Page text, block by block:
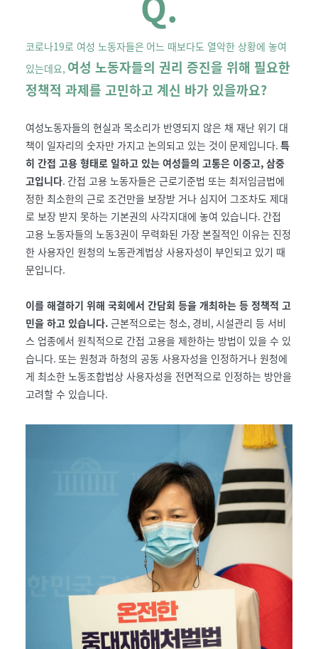
코로나19로 여성 노동자들은 어느 때보다도 열악한 상황에 놓여
있는데요, 여성 노동자들의 권리 증진을 위해 필요한
정책적 과제를 고민하고 계신 바가 있을까요?
여성노동자들의 현실과 목소리가 반영되지 않은 채 재난 위기 대
책이 일자리의 숫자만 가지고 논의되고 있는 것이 문제입니다. 특
히 간접 고용 형태로 일하고 있는 여성들의 고통은 이중고, 삼중
고입니다. 간접 고용 노동자들은 근로기준법 또는 최저임금법에
정한 최소한의 근로 조건만을 보장받 거나 심지어 그조차도 제대
로 보장 받지 못하는 기본권의 사각지대에 놓여 있습니다. 간접
고용 노동자들의 노동3권이 무력화된 가장 본질적인 이유는 진정
한 사용자인 원청의 노동관계법상 사용자성이 부인되고 있기 때
문입니다.
이를 해결하기 위해 국회에서 간담회 등을 개최하는 등 정책적 고
민을 하고 있습니다. 근본적으로는 청소, 경비, 시설관리 등 서비
스 업종에서 원칙적으로 간접 고용을 제한하는 방법이 있을 수 있
습니다. 또는 원청과 하청의 공동 사용자성을 인정하거나 원청에
게 최소한 노동조합법상 사용자성을 전면적으로 인정하는 방안을
고려할 수 있습니다.